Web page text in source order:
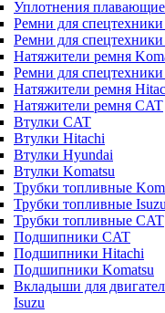
Уплотнения
Ремни для
Ремни для
Натяжители ремня
Ремни для
Натяжители ремня
Натяжители ремня CAT
Втулки CAT
Втулки Hitachi
Втулки Hyundai
Втулки Komatsu
Трубки топливные
Трубки топливные Isuzu
Трубки топливные CAT
Подшипники CAT
Подшипники Hitachi
Подшипники Komatsu
Вкладыши для
Isuzu